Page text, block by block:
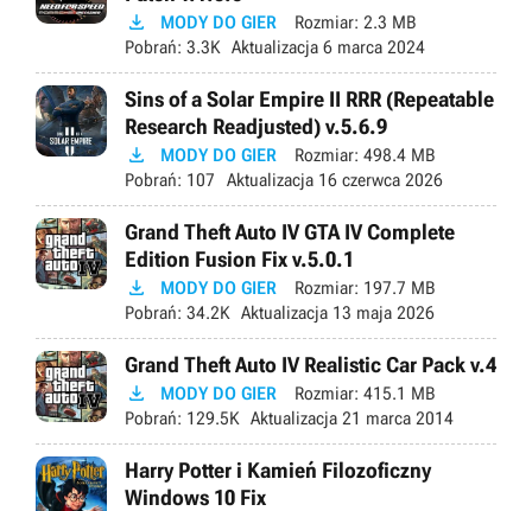
 MODY DO GIER Rozmiar: 2.3 MB
Pobrań: 3.3K Aktualizacja 6 marca 2024
Sins of a Solar Empire II RRR (Repeatable
Research Readjusted) v.5.6.9
 MODY DO GIER Rozmiar: 498.4 MB
Pobrań: 107 Aktualizacja 16 czerwca 2026
Grand Theft Auto IV GTA IV Complete
Edition Fusion Fix v.5.0.1
 MODY DO GIER Rozmiar: 197.7 MB
Pobrań: 34.2K Aktualizacja 13 maja 2026
Grand Theft Auto IV Realistic Car Pack v.4
 MODY DO GIER Rozmiar: 415.1 MB
Pobrań: 129.5K Aktualizacja 21 marca 2014
Harry Potter i Kamień Filozoficzny
Windows 10 Fix